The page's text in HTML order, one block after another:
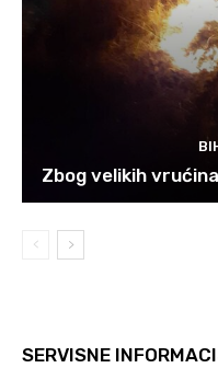
Zbog velikih
SERVISNE